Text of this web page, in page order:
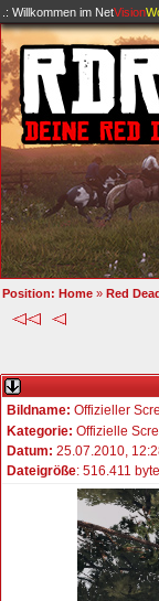
.: Willkommen im NetVision
Position: Home » Red
Bildname: Offizieller
Kategorie: Offizielle
Datum: 25.07.2010,
Dateigröße: 516.411